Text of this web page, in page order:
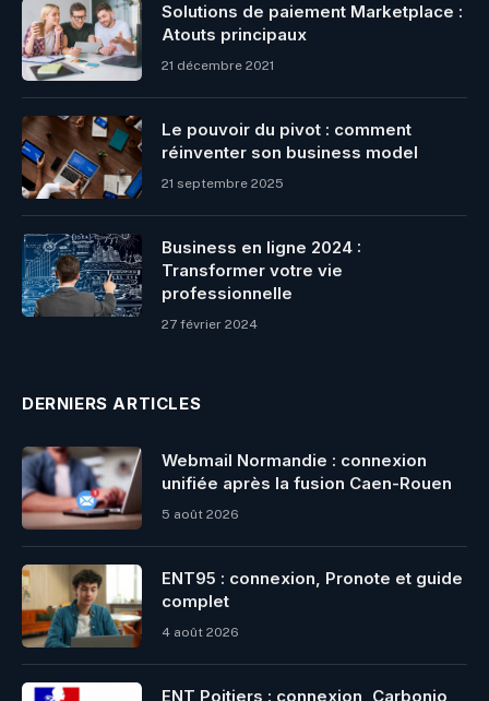
Solutions de paiement Marketplace :
Atouts principaux
21 décembre 2021
Le pouvoir du pivot : comment
réinventer son business model
21 septembre 2025
Business en ligne 2024 :
Transformer votre vie
professionnelle
27 février 2024
DERNIERS ARTICLES
Webmail Normandie : connexion
unifiée après la fusion Caen-Rouen
5 août 2026
ENT95 : connexion, Pronote et guide
complet
4 août 2026
ENT Poitiers : connexion, Carbonio